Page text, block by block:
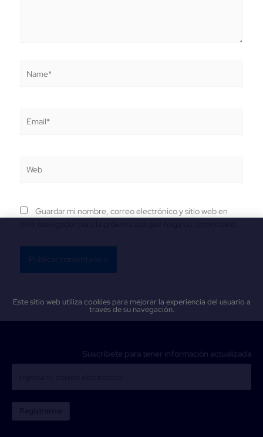
Guardar mi nombre, correo electrónico y sitio web en
Suscríbete para tener información actualizada
Este sitio web utiliza cookies para mejorar la experiencia del usuario a
través de su navegación.